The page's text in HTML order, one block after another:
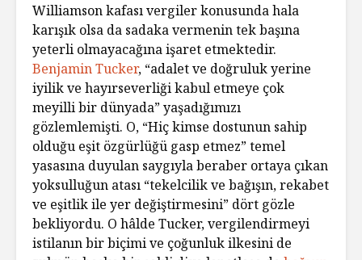
Williamson kafası vergiler konusunda hala
karışık olsa da sadaka vermenin tek başına
yeterli olmayacağına işaret etmektedir.
Benjamin Tucker, “adalet ve doğruluk yerine
iyilik ve hayırseverliği kabul etmeye çok
meyilli bir dünyada” yaşadığımızı
gözlemlemişti. O, “Hiç kimse dostunun sahip
olduğu eşit özgürlüğü gasp etmez” temel
yasasına duyulan saygıyla beraber ortaya çıkan
yoksulluğun atası “tekelcilik ve bağışın, rekabet
ve eşitlik ile yer değiştirmesini” dört gözle
bekliyordu. O hâlde Tucker, vergilendirmeyi
istilanın bir biçimi ve çoğunluk ilkesini de